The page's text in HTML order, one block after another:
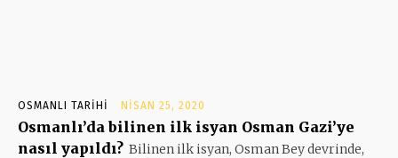
OSMANLI TARIHI NISAN 25, 2020
Osmanlı’da bilinen ilk isyan Osman Gazi’ye
nasıl yapıldı? Bilinen ilk isyan, Osman Bey devrinde,